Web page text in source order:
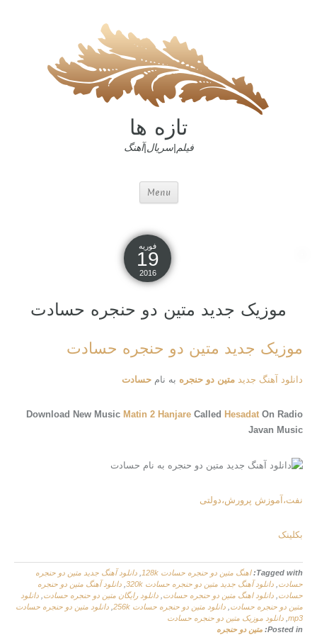
تازه ها
فیلم|سریال|آهنگ
Menu
فوریه
19
2016
موزیک جدید متین دو حنجره حسادت
موزیک جدید متین دو حنجره حسادت
دانلود آهنگ جدید متین دو حنجره به نام حسادت
Download New Music Matin 2 Hanjare Called Hesadat On Radio
Javan Music
نفت،آموزش پرورش،دولتی
بکلینک
Tagged with: اهنگ متین دو حنجره حسادت 128k
دانلود آهنگ جدید متین دو حنجره
حسادت دانلود آهنگ جدید متین دو حنجره حسادت 320k
دانلود آهنگ متین دو حنجره
حسادت دانلود اهنگ متین دو حنجره حسادت دانلود رایگان متین دو حنجره حسادت دانلود
متین دو حنجره حسادت دانلود متین دو حنجره حسادت 256k
دانلود متین دو حنجره حسادت
mp3 دانلود موزیک متین دو حنجره حسادت
Posted in: متین دو حنجره